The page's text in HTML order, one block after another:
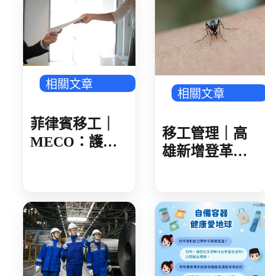
相關文章
菲律賓移工｜
MECO：護照
相關文章
移工管理｜高
雄新增登革熱
據實告知旅遊
史 遭開罰 1 萬
元